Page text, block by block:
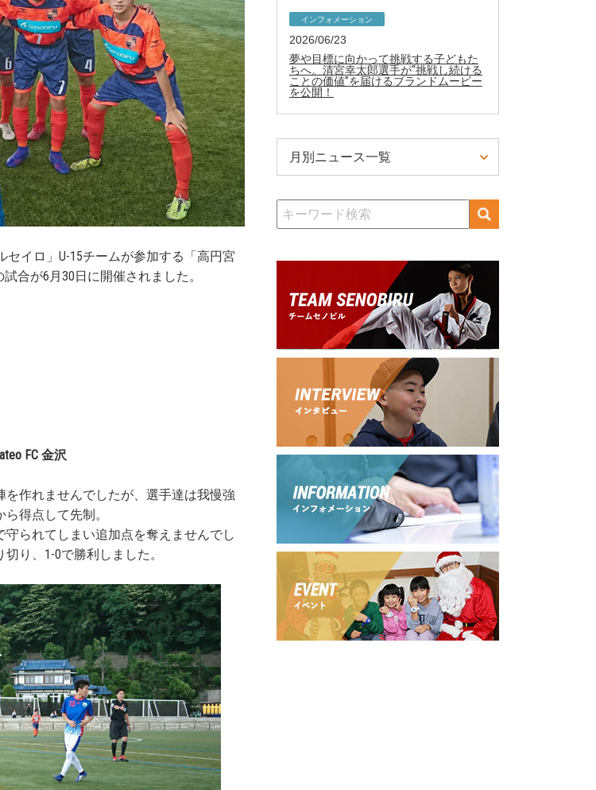
イロ」U-15チームが参加する「高円宮
合が6月30日に開催されました。
FC 金沢
作れませんでしたが、選手達は我慢強
得点して先制。
られてしまい追加点を奪えませんでし
り、1-0で勝利しました。
インフォメーション
2026/06/23
夢や目標に向かって挑戦する子どもた
ちへ。清宮幸太郎選手が“挑戦し続ける
ことの価値”を届けるブランドムービー
を公開！
月別ニュース一覧